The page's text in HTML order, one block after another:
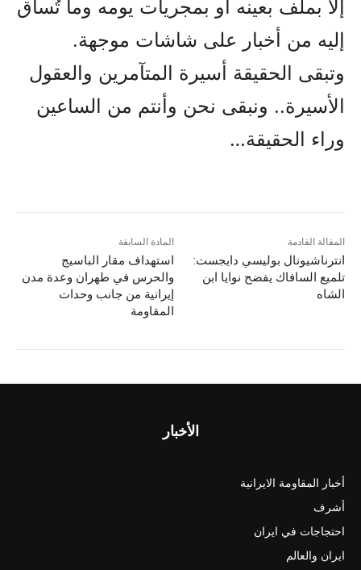
إلا بملف بعينه أو بمجريات يومه وما تُساق
إليه من أخبار على شاشات موجهة.
وتبقى الحقيقة أسيرة المتآمرين والعقول
الأسيرة.. ونبقى نحن وأنتم من الساعين
وراء الحقيقة…
المادة السابقة
استهداف مقار الباسيج
والحرس في طهران وعدة مدن
إيرانية من جانب وحدات
المقاومة
المقالة القادمة
انترناشيونال بوليسي دايجست:
تلميع السافاك يفضح نوايا ابن
الشاه
الأخبار
أخبار المقاومة الايرانية
أشرف
احتجاجات في ايران
ايران والعالم